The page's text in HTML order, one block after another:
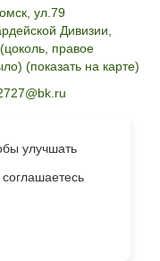
ул.79
Дивизии,
правое
(показать на карте)
персональных
улучшать